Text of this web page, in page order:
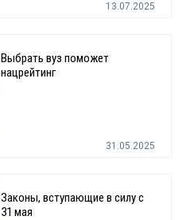
13.07.2025
Выбрать вуз поможет
нацрейтинг
31.05.2025
Законы, вступающие в силу с
31 мая